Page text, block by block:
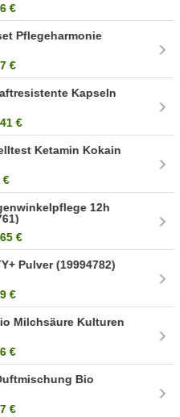
€
Pflegeharmonie
€
Kapseln
€
Ketamin Kokain
€
12h
€
Pulver (19994782)
€
Milchsäure Kulturen
€
Bio
€